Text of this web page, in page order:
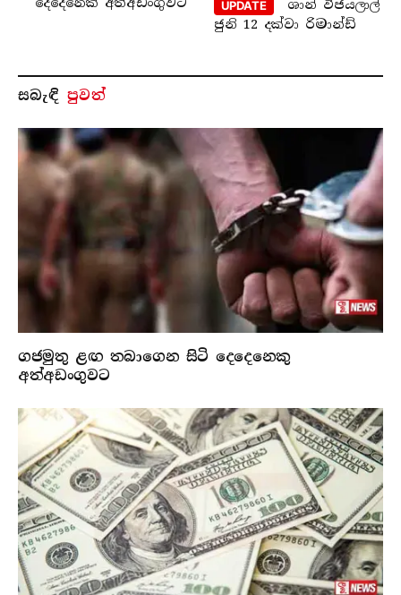
UPDATE
ශාන් විජයලාල්
ජුනි 12 දක්වා රිමාන්ඩ්
සබැ​ඳි පුවත්
ගජමුතු ළඟ තබාගෙන සිටි දෙදෙනෙකු
අත්අඩංගුවට